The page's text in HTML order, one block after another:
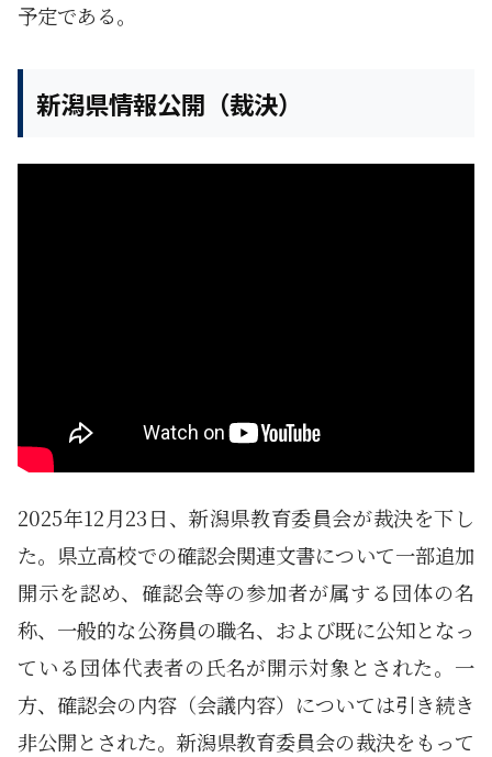
予定である。
新潟県情報公開（裁決）
2025年12月23日、新潟県教育委員会が裁決を下し
た。県立高校での確認会関連文書について一部追加
開示を認め、確認会等の参加者が属する団体の名
称、一般的な公務員の職名、および既に公知となっ
ている団体代表者の氏名が開示対象とされた。一
方、確認会の内容（会議内容）については引き続き
非公開とされた。新潟県教育委員会の裁決をもって